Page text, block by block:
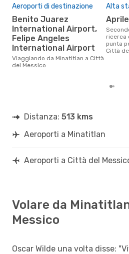
Aeroporti di destinazione
Benito Juarez
International Airport,
Felipe Angeles
International Airport
Viaggiando da Minatitlan a Città
del Messico
Alta
aprile
Secondo i dati della nostra
ricerca
punta
Città
Distanza: 513 kms
Aeroporti a Minatitlan
Aeroporti a Città del
Volare da
Messico
Oscar Wilde una volta disse: